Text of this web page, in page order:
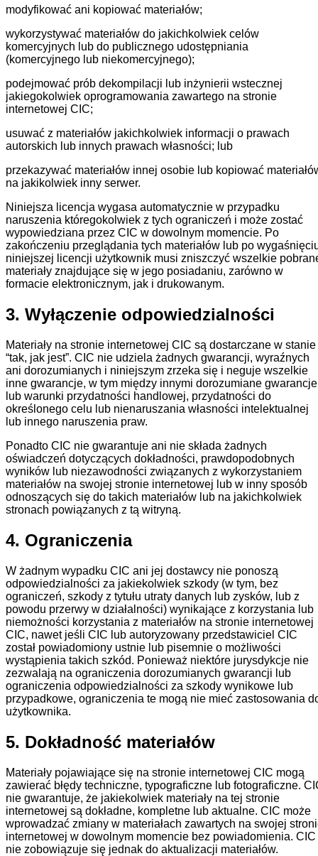
modyfikować ani kopiować materiałów;
wykorzystywać materiałów do jakichkolwiek celów
komercyjnych lub do publicznego udostępniania
(komercyjnego lub niekomercyjnego);
podejmować prób dekompilacji lub inżynierii wstecznej
jakiegokolwiek oprogramowania zawartego na stronie
internetowej CIC;
usuwać z materiałów jakichkolwiek informacji o prawach
autorskich lub innych prawach własności; lub
przekazywać materiałów innej osobie lub kopiować
na jakikolwiek inny serwer.
Niniejsza licencja wygasa automatycznie w przypadku
naruszenia któregokolwiek z tych ograniczeń i może zostać
wypowiedziana przez CIC w dowolnym momencie. Po
zakończeniu przeglądania tych materiałów lub po
niniejszej licencji użytkownik musi zniszczyć wszelkie
materiały znajdujące się w jego posiadaniu, zarówno w
formacie elektronicznym, jak i drukowanym.
3. Wyłączenie odpowiedzialności
Materiały na stronie internetowej CIC są dostarczane w stanie
“tak, jak jest”. CIC nie udziela żadnych gwarancji, wyraźnych
ani dorozumianych i niniejszym zrzeka się i neguje wszelkie
inne gwarancje, w tym między innymi dorozumiane gwarancje
lub warunki przydatności handlowej, przydatności do
określonego celu lub nienaruszania własności intelektualnej
lub innego naruszenia praw.
Ponadto CIC nie gwarantuje ani nie składa żadnych
oświadczeń dotyczących dokładności, prawdopodobnych
wyników lub niezawodności związanych z wykorzystaniem
materiałów na swojej stronie internetowej lub w inny sposób
odnoszących się do takich materiałów lub na jakichkolwiek
stronach powiązanych z tą witryną.
4. Ograniczenia
W żadnym wypadku CIC ani jej dostawcy nie ponoszą
odpowiedzialności za jakiekolwiek szkody (w tym, bez
ograniczeń, szkody z tytułu utraty danych lub zysków, lub z
powodu przerwy w działalności) wynikające z korzystania lub
niemożności korzystania z materiałów na stronie internetowej
CIC, nawet jeśli CIC lub autoryzowany przedstawiciel CIC
został powiadomiony ustnie lub pisemnie o możliwości
wystąpienia takich szkód. Ponieważ niektóre jurysdykcje nie
zezwalają na ograniczenia dorozumianych gwarancji lub
ograniczenia odpowiedzialności za szkody wynikowe lub
przypadkowe, ograniczenia te mogą nie mieć zastosowania
użytkownika.
5. Dokładność materiałów
Materiały pojawiające się na stronie internetowej CIC mogą
zawierać błędy techniczne, typograficzne lub fotograficzne.
nie gwarantuje, że jakiekolwiek materiały na tej stronie
internetowej są dokładne, kompletne lub aktualne. CIC może
wprowadzać zmiany w materiałach zawartych na swojej
internetowej w dowolnym momencie bez powiadomienia. CIC
nie zobowiązuje się jednak do aktualizacji materiałów.